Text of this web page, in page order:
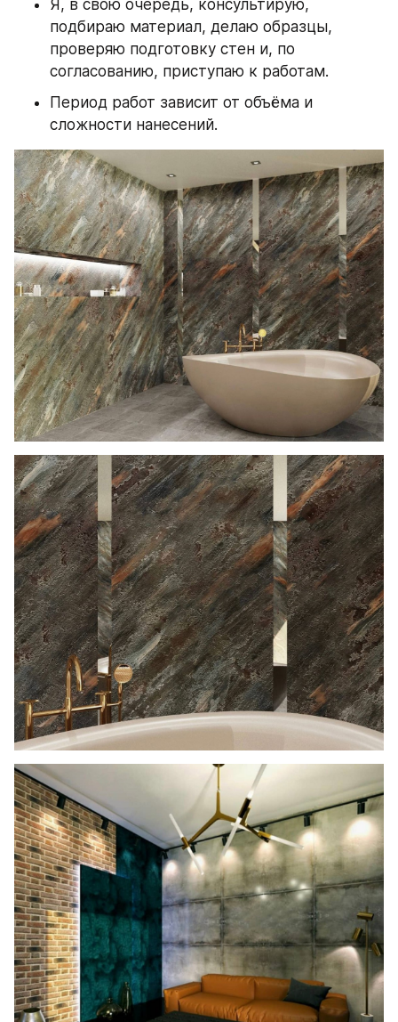
Я, в свою очередь, консультирую,
подбираю материал, делаю образцы,
проверяю подготовку стен и, по
согласованию, приступаю к работам.
Период работ зависит от объёма и
сложности нанесений.